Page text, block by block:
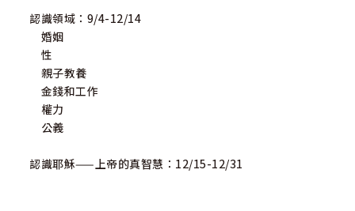
認識領域：9/4-12/14
婚姻
性
親子教養
金錢和工作
權力
公義
認識耶穌——上帝的真智慧：12/15-12/31